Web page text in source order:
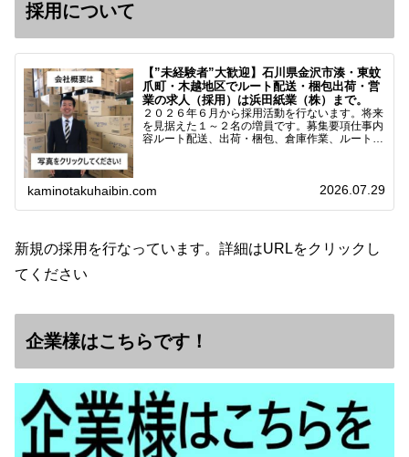
採用について
【”未経験者”大歓迎】石川県金沢市湊・東蚊
爪町・木越地区でルート配送・梱包出荷・営
業の求人（採用）は浜田紙業（株）まで。
２０２６年６月から採用活動を行ないます。将来
を見据えた１～２名の増員です。募集要項仕事内
容ルート配送、出荷・梱包、倉庫作業、ルート営
kaminotakuhaibin.com 2026.07.29
新規の採用を行なっています。詳細はURLをクリックし
てください
企業様はこちらです！